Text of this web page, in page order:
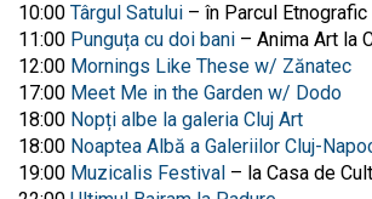
10:00 Târgul Satului – în Parcul Etnografic
11:00 Punguța cu doi bani – Anima Art la
12:00 Mornings Like These w/ Zănatec
17:00 Meet Me in the Garden w/ Dodo
18:00 Nopți albe la galeria Cluj Art
18:00 Noaptea Albă a Galeriilor Cluj-
19:00 Muzicalis Festival – la Casa de